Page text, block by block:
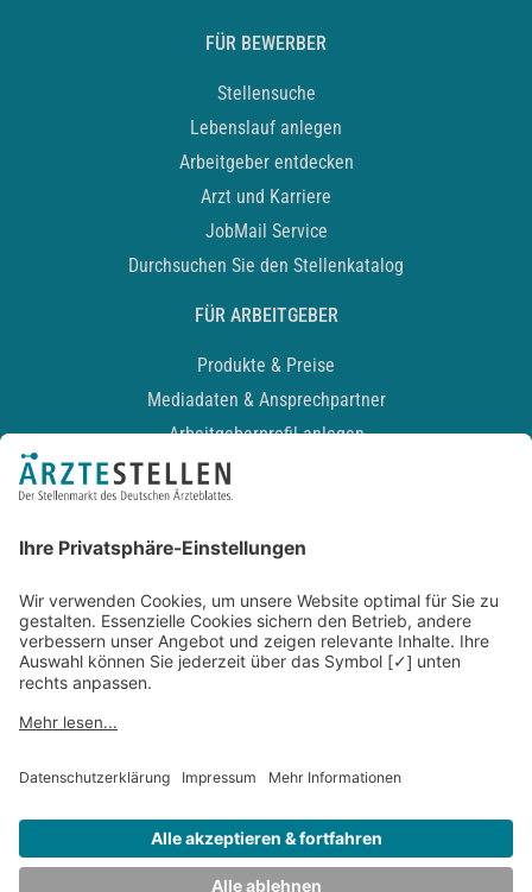
FÜR BEWERBER
Stellensuche
Lebenslauf anlegen
Arbeitgeber entdecken
Arzt und Karriere
JobMail Service
Durchsuchen Sie den Stellenkatalog
FÜR ARBEITGEBER
Produkte & Preise
Mediadaten & Ansprechpartner
Arbeitgeberprofil anlegen
Recruiting-Podcast
Kontakt
Datenschutz
Newsletter